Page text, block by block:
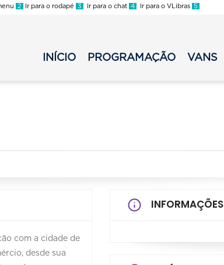
2 Ir para o rodapé 3 Ir para o chat 4 Ir para o VLibras 5
Secundario
2025
INÍCIO PROGRAMAÇÃO VANS
com a cidade de
desde sua
INFORMAÇÕES